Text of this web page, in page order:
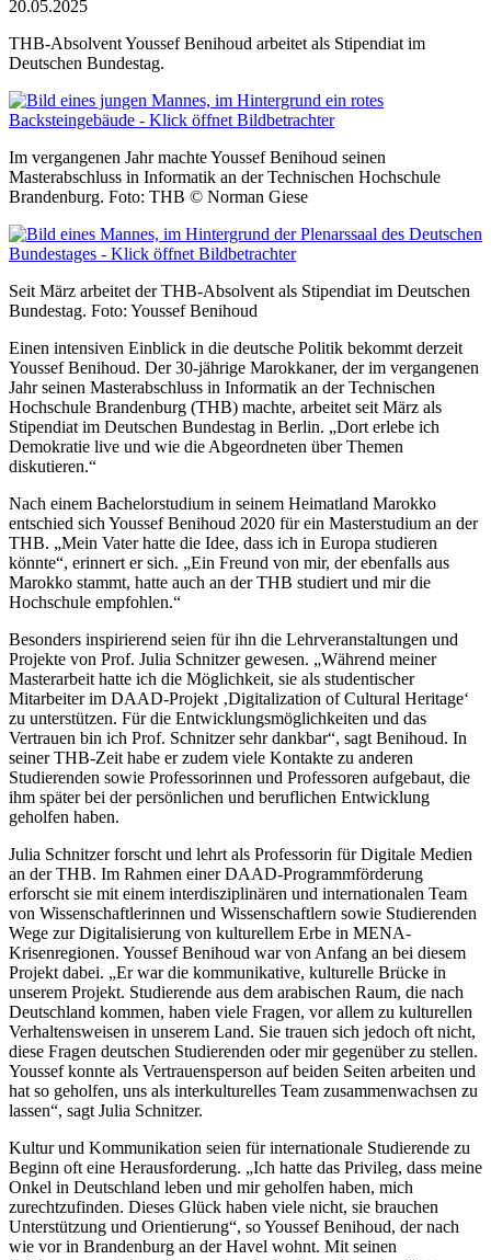
20.05.2025
THB-Absolvent Youssef Benihoud arbeitet als Stipendiat im
Deutschen Bundestag.
Im vergangenen Jahr machte Youssef Benihoud seinen
Masterabschluss in Informatik an der Technischen Hochschule
Brandenburg. Foto: THB © Norman Giese
Seit März arbeitet der THB-Absolvent als Stipendiat im Deutschen
Bundestag. Foto: Youssef Benihoud
Einen intensiven Einblick in die deutsche Politik bekommt derzeit
Youssef Benihoud. Der 30-jährige Marokkaner, der im vergangenen
Jahr seinen Masterabschluss in Informatik an der Technischen
Hochschule Brandenburg (THB) machte, arbeitet seit März als
Stipendiat im Deutschen Bundestag in Berlin. „Dort erlebe ich
Demokratie live und wie die Abgeordneten über Themen
diskutieren.“
Nach einem Bachelorstudium in seinem Heimatland Marokko
entschied sich Youssef Benihoud 2020 für ein Masterstudium an der
THB. „Mein Vater hatte die Idee, dass ich in Europa studieren
könnte“, erinnert er sich. „Ein Freund von mir, der ebenfalls aus
Marokko stammt, hatte auch an der THB studiert und mir die
Hochschule empfohlen.“
Besonders inspirierend seien für ihn die Lehrveranstaltungen und
Projekte von Prof. Julia Schnitzer gewesen. „Während meiner
Masterarbeit hatte ich die Möglichkeit, sie als studentischer
Mitarbeiter im DAAD-Projekt ‚Digitalization of Cultural Heritage‘
zu unterstützen. Für die Entwicklungsmöglichkeiten und das
Vertrauen bin ich Prof. Schnitzer sehr dankbar“, sagt Benihoud. In
seiner THB-Zeit habe er zudem viele Kontakte zu anderen
Studierenden sowie Professorinnen und Professoren aufgebaut, die
ihm später bei der persönlichen und beruflichen Entwicklung
geholfen haben.
Julia Schnitzer forscht und lehrt als Professorin für Digitale Medien
an der THB. Im Rahmen einer DAAD-Programmförderung
erforscht sie mit einem interdisziplinären und internationalen Team
von Wissenschaftlerinnen und Wissenschaftlern sowie Studierenden
Wege zur Digitalisierung von kulturellem Erbe in MENA-
Krisenregionen. Youssef Benihoud war von Anfang an bei diesem
Projekt dabei. „Er war die kommunikative, kulturelle Brücke in
unserem Projekt. Studierende aus dem arabischen Raum, die nach
Deutschland kommen, haben viele Fragen, vor allem zu kulturellen
Verhaltensweisen in unserem Land. Sie trauen sich jedoch oft nicht,
diese Fragen deutschen Studierenden oder mir gegenüber zu stellen.
Youssef konnte als Vertrauensperson auf beiden Seiten arbeiten und
hat so geholfen, uns als interkulturelles Team zusammenwachsen zu
lassen“, sagt Julia Schnitzer.
Kultur und Kommunikation seien für internationale Studierende zu
Beginn oft eine Herausforderung. „Ich hatte das Privileg, dass meine
Onkel in Deutschland leben und mir geholfen haben, mich
zurechtzufinden. Dieses Glück haben viele nicht, sie brauchen
Unterstützung und Orientierung“, so Youssef Benihoud, der nach
wie vor in Brandenburg an der Havel wohnt. Mit seinen